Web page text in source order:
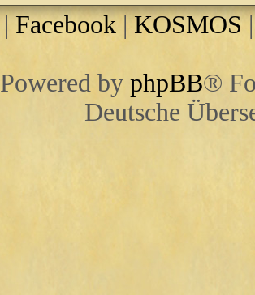
| Facebook |KOSMOS
Powered by phpBB®
Deutsche